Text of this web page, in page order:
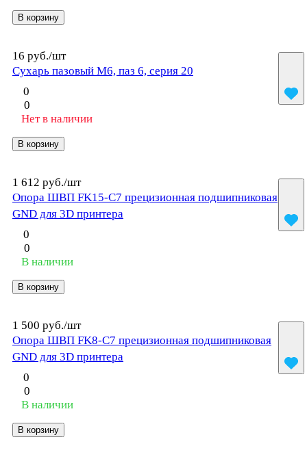
В корзину
16 руб./шт
Сухарь пазовый М6, паз 6, серия 20
0
0
Нет в наличии
В корзину
1 612 руб./шт
Опора ШВП FK15-C7 прецизионная подшипниковая
GND для 3D принтера
0
0
В наличии
В корзину
1 500 руб./шт
Опора ШВП FK8-C7 прецизионная подшипниковая
GND для 3D принтера
0
0
В наличии
В корзину